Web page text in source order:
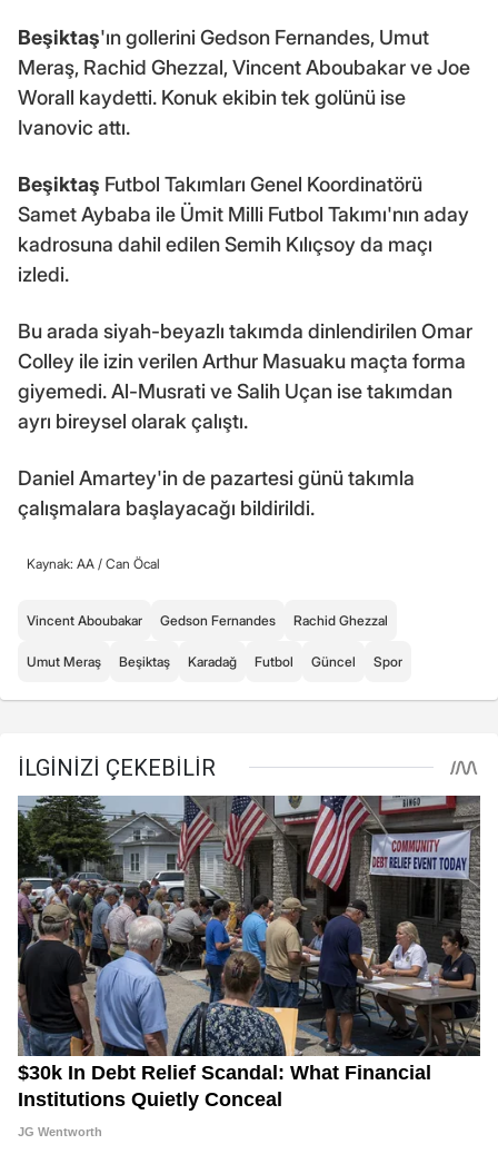
Beşiktaş'ın gollerini Gedson Fernandes, Umut
Meraş, Rachid Ghezzal, Vincent Aboubakar ve Joe
Worall kaydetti. Konuk ekibin tek golünü ise
Ivanovic attı.
Beşiktaş Futbol Takımları Genel Koordinatörü
Samet Aybaba ile Ümit Milli Futbol Takımı'nın aday
kadrosuna dahil edilen Semih Kılıçsoy da maçı
izledi.
Bu arada siyah-beyazlı takımda dinlendirilen Omar
Colley ile izin verilen Arthur Masuaku maçta forma
giyemedi. Al-Musrati ve Salih Uçan ise takımdan
ayrı bireysel olarak çalıştı.
Daniel Amartey'in de pazartesi günü takımla
çalışmalara başlayacağı bildirildi.
Kaynak: AA / Can Öcal
Vincent Aboubakar Gedson Fernandes Rachid Ghezzal
Umut Meraş Beşiktaş Karadağ Futbol Güncel Spor